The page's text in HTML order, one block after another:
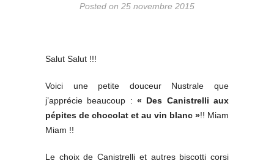
Posted on 25 novembre 2015
Salut Salut !!!
Voici une petite douceur Nustrale que
j’apprécie beaucoup : « Des Canistrelli aux
pépites de chocolat et au vin blanc »!! Miam
Miam !!
Le choix de Canistrelli et autres biscotti corsi